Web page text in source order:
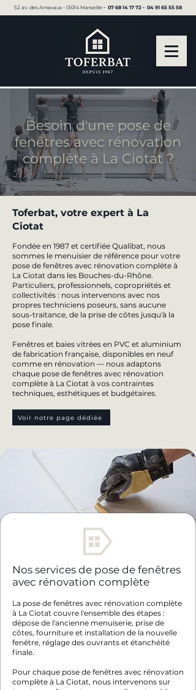
52 av. des Arnavaux - 13014 Marseille ▪︎ 07 68 14 17 72 ▪︎ 04 91 65 55 58
Besoin d'une pose de
fenêtres avec rénovation
complète à La Ciotat ?
Toferbat, votre expert à La
Ciotat
Fondée en 1987 et certifiée Qualibat, nous
sommes le menuisier de référence pour votre
pose de fenêtres avec rénovation complète à
La Ciotat dans les Bouches-du-Rhône.
Particuliers, professionnels, copropriétés et
collectivités : nous intervenons avec nos
propres techniciens poseurs, sans aucune
sous-traitance, de la prise de côtes jusqu'à la
pose finale.
Fenêtres et baies vitrées en PVC et aluminium
de fabrication française, disponibles en neuf
comme en rénovation — nous adaptons
chaque pose de fenêtres avec rénovation
complète à La Ciotat à vos contraintes
techniques, esthétiques et budgétaires.
Voir notre page dédiée
Nos services de pose de fenêtres
avec rénovation complète
La pose de fenêtres avec rénovation complète
à La Ciotat couvre l'ensemble des étapes :
dépose de l'ancienne menuiserie, prise de
côtes, fourniture et installation de la nouvelle
fenêtre, réglage des ouvrants et étanchéité
finale.
Pour chaque pose de fenêtres avec rénovation
complète à La Ciotat, nous intervenons sur